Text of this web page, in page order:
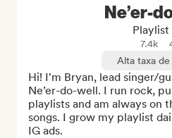
Ne’er-
Playlist
7.4k
Alta taxa de
Hi! I'm Bryan, lead singer/
Ne’er-do-well. I run rock,
playlists and am always on
songs. I grow my playlist
IG ads.